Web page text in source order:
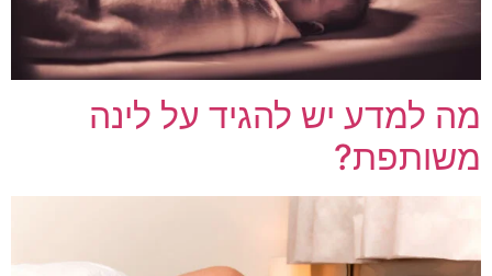
מה למדע יש להגיד על לינה
משותפת?